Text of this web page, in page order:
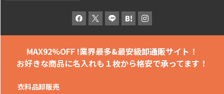
MAX92%OFF !業界最多&最安級卸通販サイト！
お好きな商品に名入れも １枚から格安で承ってます！
衣料品卸販売